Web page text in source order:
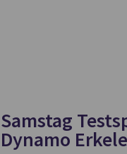
Samstag
Dynamo